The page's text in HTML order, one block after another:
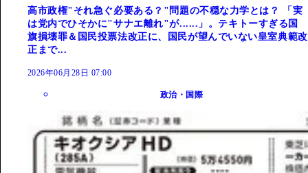
高市政権"それ急ぐ必要ある？"問題の不穏な力学とは？ 「実
は党内でひそかに"サナエ離れ"が......」。テキトーすぎる国
旗損壊罪＆国民投票法改正に、国民が望んでいない皇室典範改
正まで...
2026年06月28日 07:00
政治・国際